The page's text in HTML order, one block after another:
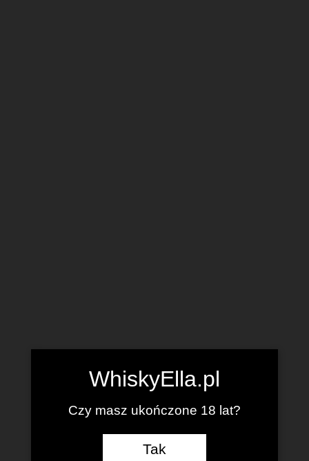
WhiskyElla.pl
Czy masz ukończone 18 lat?
Tak